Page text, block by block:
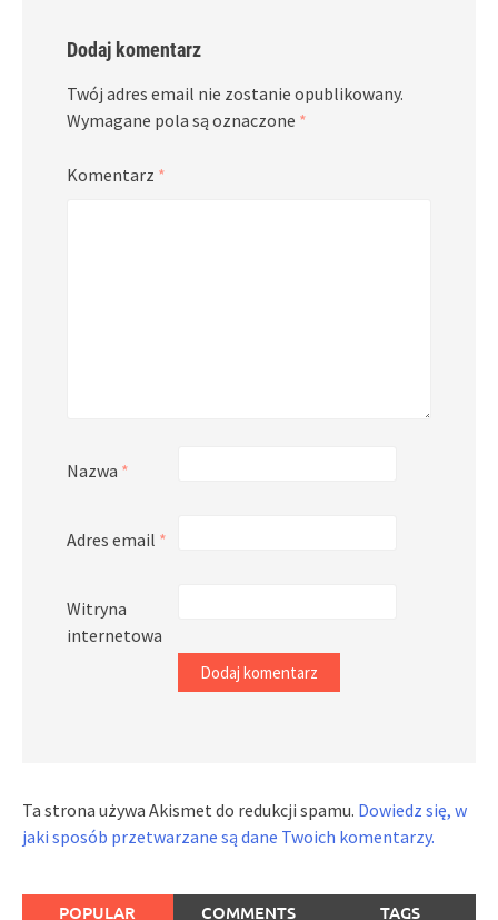
Dodaj komentarz
Twój adres email nie zostanie opublikowany.
Wymagane pola są oznaczone *
Komentarz *
Nazwa *
Adres email *
Witryna
internetowa
Ta strona używa Akismet do redukcji spamu. Dowiedz się, w
jaki sposób przetwarzane są dane Twoich komentarzy.
POPULAR COMMENTS TAGS